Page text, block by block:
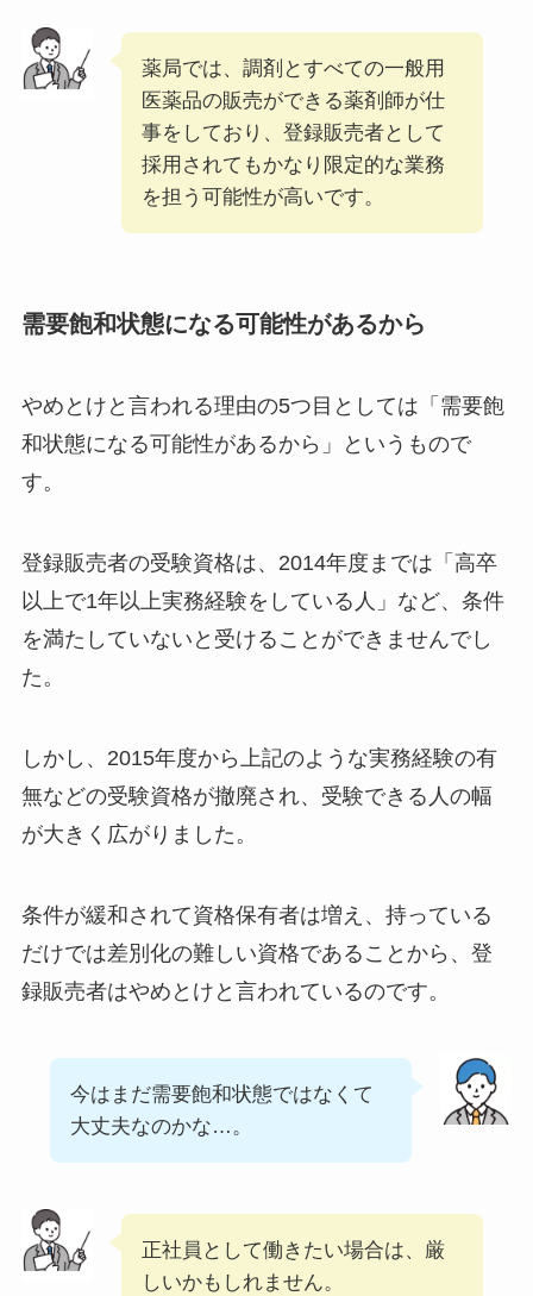
薬局では、調剤とすべての一般用
医薬品の販売ができる薬剤師が仕
事をしており、登録販売者として
採用されてもかなり限定的な業務
を担う可能性が高いです。
需要飽和状態になる可能性があるから
やめとけと言われる理由の5つ目としては「需要飽
和状態になる可能性があるから」というもので
す。
登録販売者の受験資格は、2014年度までは「高卒
以上で1年以上実務経験をしている人」など、条件
を満たしていないと受けることができませんでし
た。
しかし、2015年度から上記のような実務経験の有
無などの受験資格が撤廃され、受験できる人の幅
が大きく広がりました。
条件が緩和されて資格保有者は増え、持っている
だけでは差別化の難しい資格であることから、登
録販売者はやめとけと言われているのです。
今はまだ需要飽和状態ではなくて
大丈夫なのかな…。
正社員として働きたい場合は、厳
しいかもしれません。